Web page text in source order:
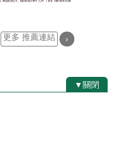
更多 推薦連結 ›
▼關閉